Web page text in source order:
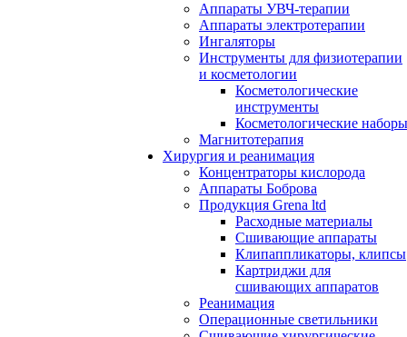
Аппараты УВЧ-терапии
Аппараты электротерапии
Ингаляторы
Инструменты для физиотерапии
и косметологии
Косметологические
инструменты
Косметологические наборы
Магнитотерапия
Хирургия и реанимация
Концентраторы кислорода
Аппараты Боброва
Продукция Grena ltd
Расходные материалы
Сшивающие аппараты
Клипаппликаторы, клипсы
Картриджи для
сшивающих аппаратов
Реанимация
Операционные светильники